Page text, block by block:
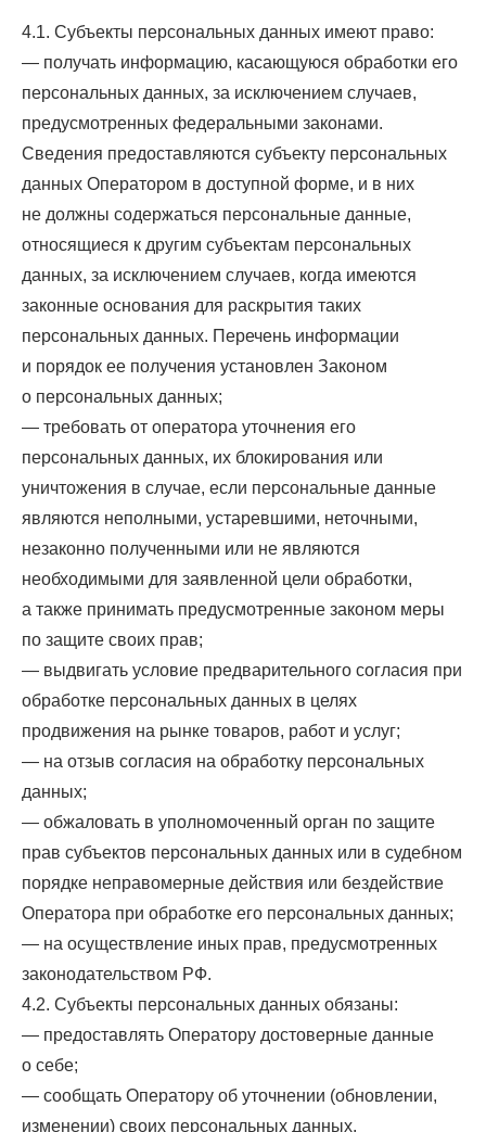
4.1. Субъекты персональных данных имеют право:
— получать информацию, касающуюся обработки его
персональных данных, за исключением случаев,
предусмотренных федеральными законами.
Сведения предоставляются субъекту персональных
данных Оператором в доступной форме, и в них
не должны содержаться персональные данные,
относящиеся к другим субъектам персональных
данных, за исключением случаев, когда имеются
законные основания для раскрытия таких
персональных данных. Перечень информации
и порядок ее получения установлен Законом
о персональных данных;
— требовать от оператора уточнения его
персональных данных, их блокирования или
уничтожения в случае, если персональные данные
являются неполными, устаревшими, неточными,
незаконно полученными или не являются
необходимыми для заявленной цели обработки,
а также принимать предусмотренные законом меры
по защите своих прав;
— выдвигать условие предварительного согласия при
обработке персональных данных в целях
продвижения на рынке товаров, работ и услуг;
— на отзыв согласия на обработку персональных
данных;
— обжаловать в уполномоченный орган по защите
прав субъектов персональных данных или в судебном
порядке неправомерные действия или бездействие
Оператора при обработке его персональных данных;
— на осуществление иных прав, предусмотренных
законодательством РФ.
4.2. Субъекты персональных данных обязаны:
— предоставлять Оператору достоверные данные
о себе;
— сообщать Оператору об уточнении (обновлении,
изменении) своих персональных данных.